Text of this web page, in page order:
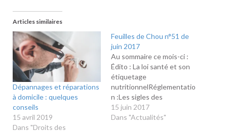
Articles similaires
Dépannages et réparations
à domicile : quelques
conseils
15 avril 2019
Dans "Droits des
Feuilles de Chou n°51 de
juin 2017
Au sommaire ce mois-ci :
Édito : La loi santé et son
étiquetage
nutritionnelRéglementatio
n :Les sigles des
diagnostics immobiliersLes
devisÉducation :Total Solar
15 juin 2017
Dans "Actualités"